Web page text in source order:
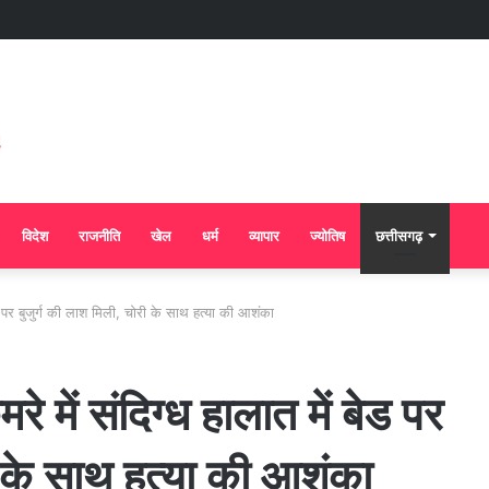
विदेश राजनीति खेल धर्म व्यापार ज्योतिष छत्तीसगढ़
बुजुर्ग की लाश मिली, चोरी के साथ हत्या की आशंका
में संदिग्ध हालात में बेड पर
के साथ हत्या की आशंका